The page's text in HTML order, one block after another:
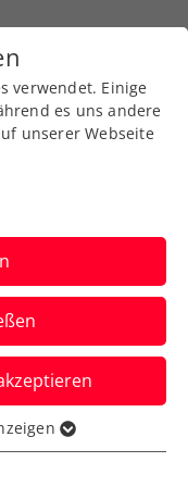
78.000
mit
auch
weiter mit
verwendet. Einige
es uns andere
unserer Webseite